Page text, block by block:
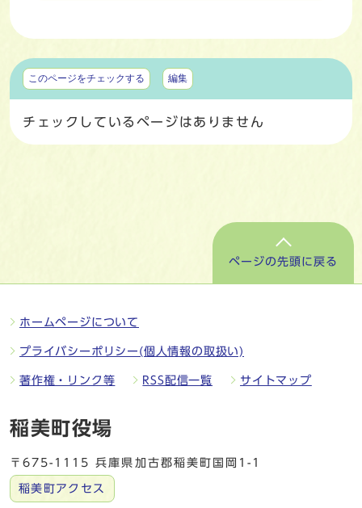
マイページ
このページをチェックする 編集
チェックしているページはありません
ページの先頭に戻る
ホームページについて
プライバシーポリシー(個人情報の取扱い)
著作権・リンク等 RSS配信一覧 サイトマップ
稲美町役場
〒675-1115 兵庫県加古郡稲美町国岡1-1
稲美町アクセス